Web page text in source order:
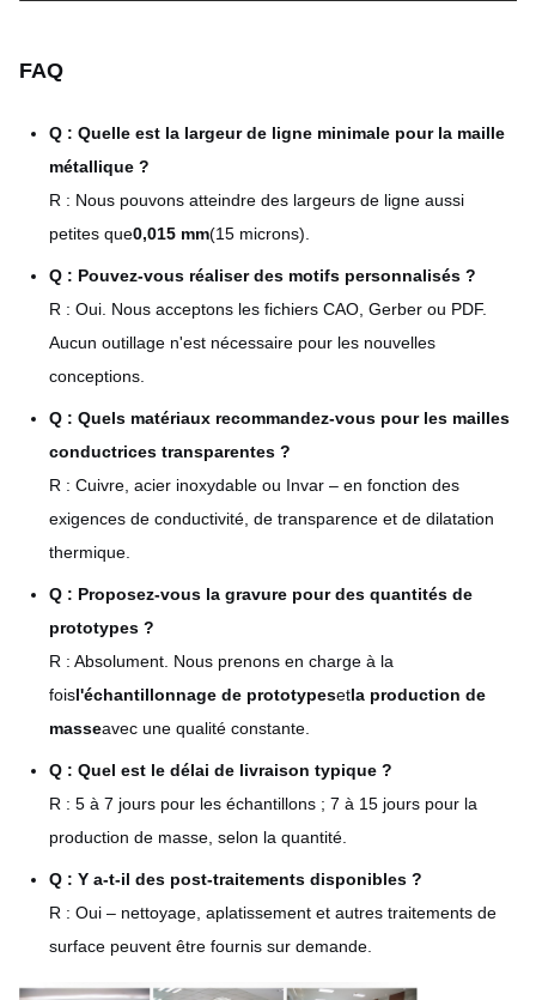
Volumes petits à grands
Expertise des matériaux
pour des matières
Assurance qualité
Uniformité ±0,01 mm,
contrôle dimensionnel strict
Expérience industrielle
l'automobile et de
l'électronique grand public
FAQ
Q : Quelle est la largeur de ligne minimale pour la maille
métallique ?
R : Nous pouvons atteindre des largeurs de ligne aussi
petites que0,015 mm(15 microns).
Q : Pouvez-vous réaliser des motifs personnalisés ?
R : Oui. Nous acceptons les fichiers CAO, Gerber ou PDF.
Aucun outillage n'est nécessaire pour les nouvelles
conceptions.
Q : Quels matériaux recommandez-vous pour les mailles
conductrices transparentes ?
R : Cuivre, acier inoxydable ou Invar – en fonction des
exigences de conductivité, de transparence et de dilatation
thermique.
Q : Proposez-vous la gravure pour des quantités de
prototypes ?
R : Absolument. Nous prenons en charge à la
foisl'échantillonnage de prototypesetla production de
masseavec une qualité constante.
Q : Quel est le délai de livraison typique ?
R : 5 à 7 jours pour les échantillons ; 7 à 15 jours pour la
production de masse, selon la quantité.
Q : Y a-t-il des post-traitements disponibles ?
R : Oui – nettoyage, aplatissement et autres traitements de
surface peuvent être fournis sur demande.